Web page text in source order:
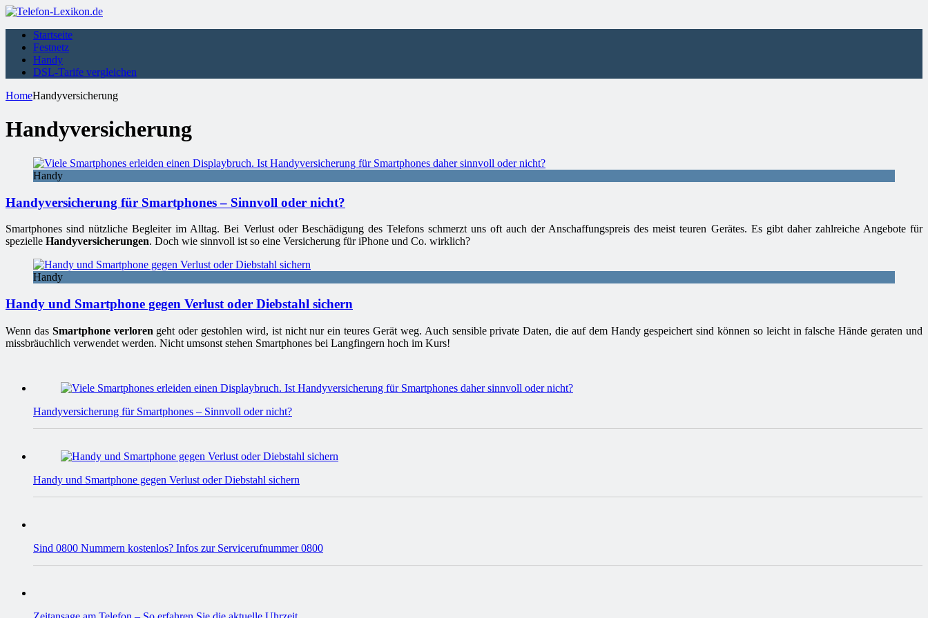
Startseite
Festnetz
Handy
DSL-Tarife vergleichen
HomeHandyversicherung
Handyversicherung
Handy
Handyversicherung für Smartphones – Sinnvoll oder nicht?
Smartphones sind nützliche Begleiter im Alltag. Bei Verlust oder Beschädigung des Telefons schmerzt uns oft auch der Anschaffungspreis des meist teuren Gerätes. Es gibt daher zahlreiche Angebote für
spezielle Handyversicherungen. Doch wie sinnvoll ist so eine Versicherung für iPhone und Co. wirklich?
Handy
Handy und Smartphone gegen Verlust oder Diebstahl sichern
Wenn das Smartphone verloren geht oder gestohlen wird, ist nicht nur ein teures Gerät weg. Auch sensible private Daten, die auf dem Handy gespeichert sind können so leicht in falsche Hände geraten und
missbräuchlich verwendet werden. Nicht umsonst stehen Smartphones bei Langfingern hoch im Kurs!
Handyversicherung für Smartphones – Sinnvoll oder nicht?
Handy und Smartphone gegen Verlust oder Diebstahl sichern
Sind 0800 Nummern kostenlos? Infos zur Servicerufnummer 0800